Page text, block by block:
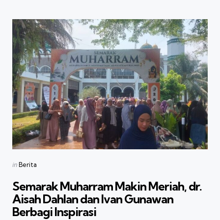
Categories
Posted
inBerita
Semarak Muharram Makin Meriah, dr.
Aisah Dahlan dan Ivan Gunawan
Berbagi Inspirasi